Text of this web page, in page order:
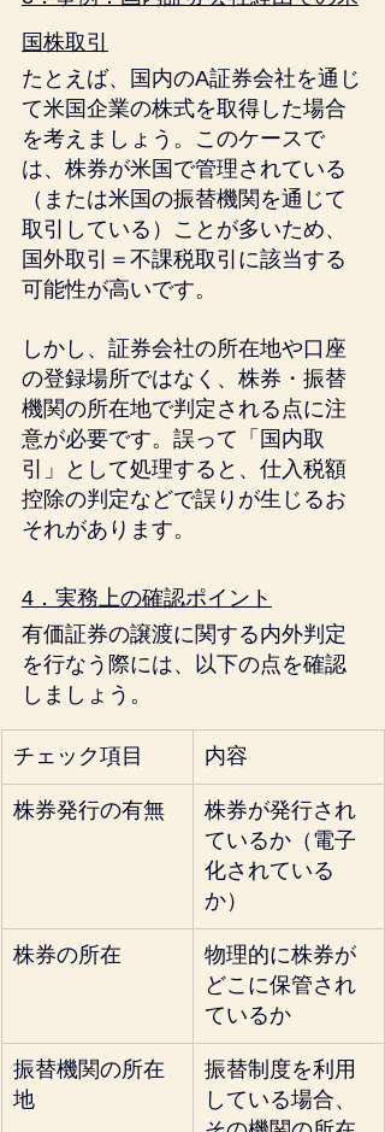
国株取引
たとえば、国内のA証券会社を通じ
て米国企業の株式を取得した場合
を考えましょう。このケースで
は、株券が米国で管理されている
（または米国の振替機関を通じて
取引している）ことが多いため、
国外取引＝不課税取引に該当する
可能性が高いです。
しかし、証券会社の所在地や口座
の登録場所ではなく、株券・振替
機関の所在地で判定される点に注
意が必要です。誤って「国内取
引」として処理すると、仕入税額
控除の判定などで誤りが生じるお
それがあります。
4．実務上の確認ポイント
有価証券の譲渡に関する内外判定
を行なう際には、以下の点を確認
しましょう。
チェック項目 内容
株券発行の有無
株券が発行され
ているか（電子
化されている
か）
株券の所在
物理的に株券が
どこに保管され
ているか
振替機関の所在
地
振替制度を利用
している場合、